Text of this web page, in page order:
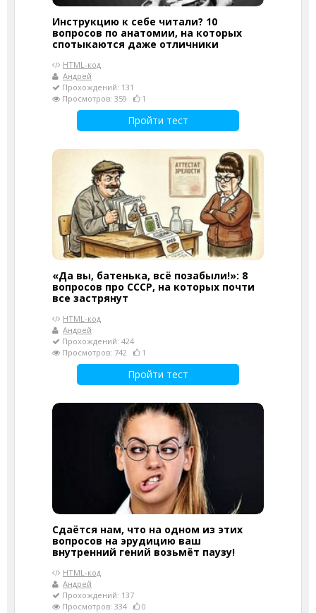
Инструкцию к себе читали? 10
вопросов по анатомии, на которых
спотыкаются даже отличники
HTML-код
Андрей
Прохождений: 131
Просмотров: 359
1
Пройти тест
«Да вы, батенька, всё позабыли!»: 8
вопросов про СССР, на которых почти
все застрянут
HTML-код
Андрей
Прохождений: 424
Просмотров: 742
1
Пройти тест
Сдаётся нам, что на одном из этих
вопросов на эрудицию ваш
внутренний гений возьмёт паузу!
HTML-код
Андрей
Прохождений: 137
Просмотров: 334
0